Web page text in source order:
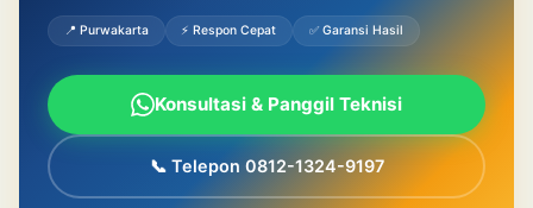
📍 Purwakarta ⚡ Respon Cepat ✅ Garansi Hasil
Konsultasi & Panggil Teknisi
📞 Telepon 0812-1324-9197